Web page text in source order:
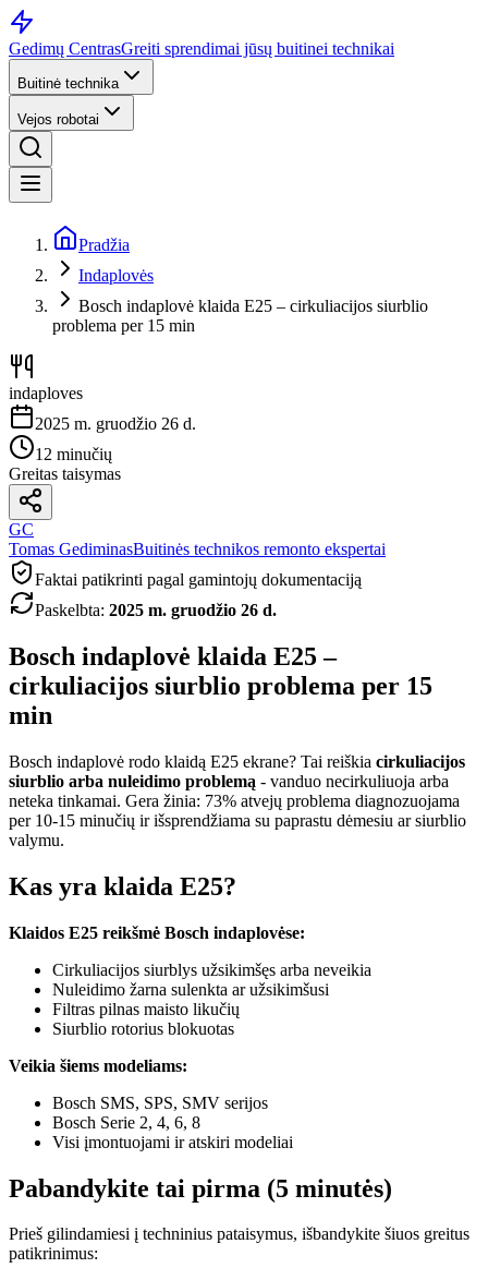
Gedimų CentrasGreiti sprendimai jūsų buitinei technikai
Buitinė technika
Vejos robotai
Pradžia
Indaplovės
Bosch indaplovė klaida E25 – cirkuliacijos siurblio
problema per 15 min
indaploves
2025 m. gruodžio 26 d.
12 minučių
Greitas taisymas
GC
Tomas GediminasBuitinės technikos remonto ekspertai
Faktai patikrinti pagal gamintojų dokumentaciją
Paskelbta: 2025 m. gruodžio 26 d.
Bosch indaplovė klaida E25 –
cirkuliacijos siurblio problema per 15
min
Bosch indaplovė rodo klaidą E25 ekrane? Tai reiškia cirkuliacijos
siurblio arba nuleidimo problemą - vanduo necirkuliuoja arba
neteka tinkamai. Gera žinia: 73% atvejų problema diagnozuojama
per 10-15 minučių ir išsprendžiama su paprastu dėmesiu ar siurblio
valymu.
Kas yra klaida E25?
Klaidos E25 reikšmė Bosch indaplovėse:
Cirkuliacijos siurblys užsikimšęs arba neveikia
Nuleidimo žarna sulenkta ar užsikimšusi
Filtras pilnas maisto likučių
Siurblio rotorius blokuotas
Veikia šiems modeliams:
Bosch SMS, SPS, SMV serijos
Bosch Serie 2, 4, 6, 8
Visi įmontuojami ir atskiri modeliai
Pabandykite tai pirma (5 minutės)
Prieš gilindamiesi į techninius pataisymus, išbandykite šiuos greitus
patikrinimus: